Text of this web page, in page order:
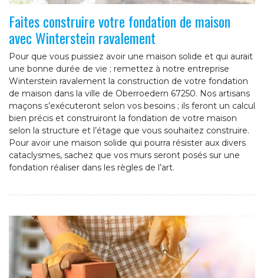
Faites construire votre fondation de maison
avec Winterstein ravalement
Pour que vous puissiez avoir une maison solide et qui aurait
une bonne durée de vie ; remettez à notre entreprise
Winterstein ravalement la construction de votre fondation
de maison dans la ville de Oberroedern 67250. Nos artisans
maçons s’exécuteront selon vos besoins ; ils feront un calcul
bien précis et construiront la fondation de votre maison
selon la structure et l’étage que vous souhaitez construire.
Pour avoir une maison solide qui pourra résister aux divers
cataclysmes, sachez que vos murs seront posés sur une
fondation réaliser dans les règles de l’art.